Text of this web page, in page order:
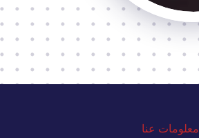
معلومات عنا